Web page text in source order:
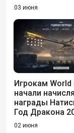
03 июня
Игрокам World
начали
награды
Год Дракона
02 июня